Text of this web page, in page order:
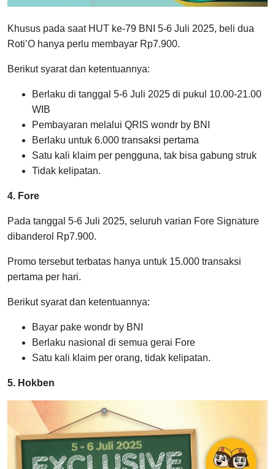
Khusus pada saat HUT ke-79 BNI 5-6 Juli 2025, beli dua
Roti’O hanya perlu membayar Rp7.900.
Berikut syarat dan ketentuannya:
Berlaku di tanggal 5-6 Juli 2025 di pukul 10.00-21.00
WIB
Pembayaran melalui QRIS wondr by BNI
Berlaku untuk 6.000 transaksi pertama
Satu kali klaim per pengguna, tak bisa gabung struk
Tidak kelipatan.
4. Fore
Pada tanggal 5-6 Juli 2025, seluruh varian Fore Signature
dibanderol Rp7.900.
Promo tersebut terbatas hanya untuk 15.000 transaksi
pertama per hari.
Berikut syarat dan ketentuannya:
Bayar pake wondr by BNI
Berlaku nasional di semua gerai Fore
Satu kali klaim per orang, tidak kelipatan.
5. Hokben